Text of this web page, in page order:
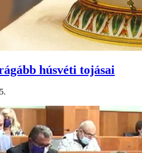
húsvéti tojásai